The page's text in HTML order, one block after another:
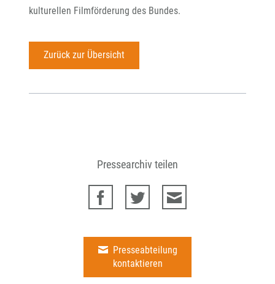
kulturellen Filmförderung des Bundes.
Zurück zur Übersicht
Pressearchiv teilen
Presseabteilung
kontaktieren